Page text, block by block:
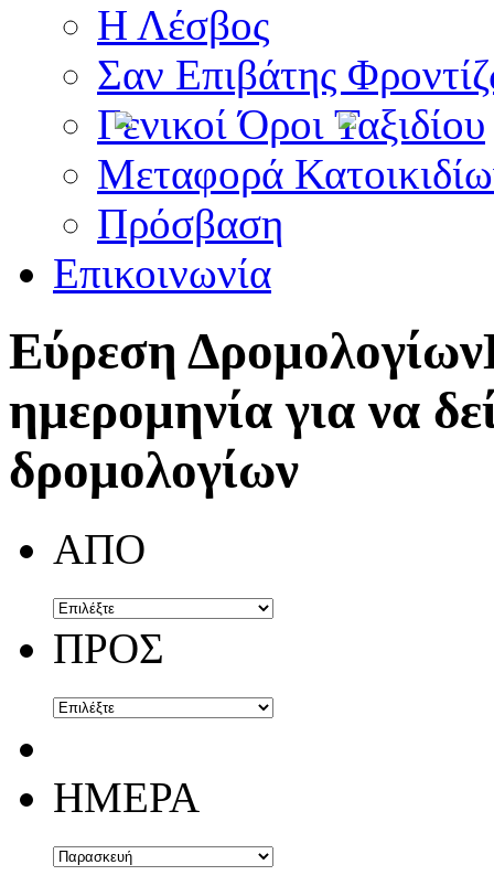
Η Λέσβος
Σαν Επιβάτης
Γενικοί Όροι Ταξιδίου
Μεταφορά
Πρόσβαση
Επικοινωνία
Εύρεση Δρομολογίων
ημερομηνία για να
δρομολογίων
ΑΠΟ
ΠΡΟΣ
ΗΜΕΡΑ